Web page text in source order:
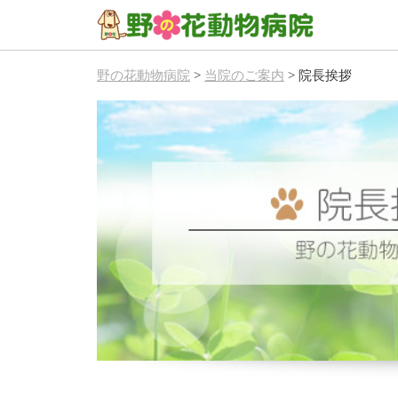
野の花動物病院 > 当院のご案内 > 院長挨拶